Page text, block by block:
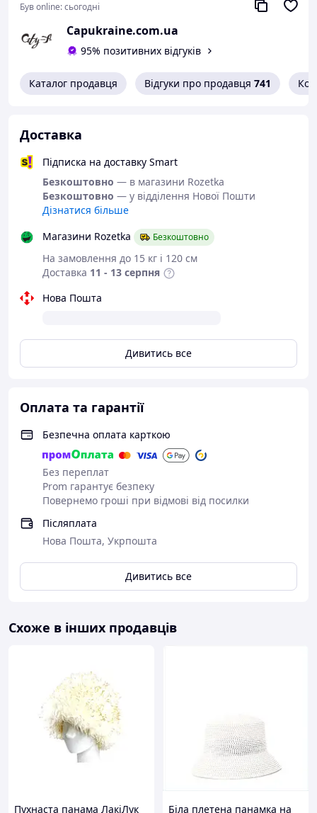
Був online:сьогодні
Capukraine.com.ua
95% позитивних відгуків
Каталог продавця Відгуки про продавця 741
Доставка
Підписка на доставку Smart
Безкоштовно — в магазини Rozetka
Безкоштовно — у відділення Нової Пошти
Дізнатися більше
Магазини Rozetka
Безкоштовно
На замовлення до 15 кг і 120 см
Доставка 11 - 13 серпня
Нова Пошта
Дивитись все
Оплата та гарантії
Безпечна оплата карткою
Без переплат
Prom гарантує безпеку
Повернемо гроші при відмові від посилки
Післяплата
Нова Пошта, Укрпошта
Дивитись все
Схоже в інших продавців
Пухнаста панама ЛакіЛук Біла плетена панамка на